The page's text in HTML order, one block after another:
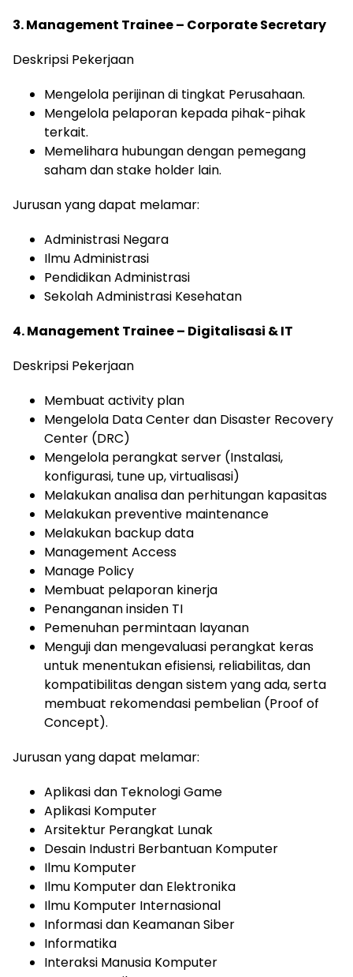
3. Management Trainee – Corporate Secretary
Deskripsi Pekerjaan
Mengelola perijinan di tingkat Perusahaan.
Mengelola pelaporan kepada pihak-pihak
terkait.
Memelihara hubungan dengan pemegang
saham dan stake holder lain.
Jurusan yang dapat melamar:
Administrasi Negara
Ilmu Administrasi
Pendidikan Administrasi
Sekolah Administrasi Kesehatan
4. Management Trainee – Digitalisasi & IT
Deskripsi Pekerjaan
Membuat activity plan
Mengelola Data Center dan Disaster Recovery
Center (DRC)
Mengelola perangkat server (Instalasi,
konfigurasi, tune up, virtualisasi)
Melakukan analisa dan perhitungan kapasitas
Melakukan preventive maintenance
Melakukan backup data
Management Access
Manage Policy
Membuat pelaporan kinerja
Penanganan insiden TI
Pemenuhan permintaan layanan
Menguji dan mengevaluasi perangkat keras
untuk menentukan efisiensi, reliabilitas, dan
kompatibilitas dengan sistem yang ada, serta
membuat rekomendasi pembelian (Proof of
Concept).
Jurusan yang dapat melamar:
Aplikasi dan Teknologi Game
Aplikasi Komputer
Arsitektur Perangkat Lunak
Desain Industri Berbantuan Komputer
Ilmu Komputer
Ilmu Komputer dan Elektronika
Ilmu Komputer Internasional
Informasi dan Keamanan Siber
Informatika
Interaksi Manusia Komputer